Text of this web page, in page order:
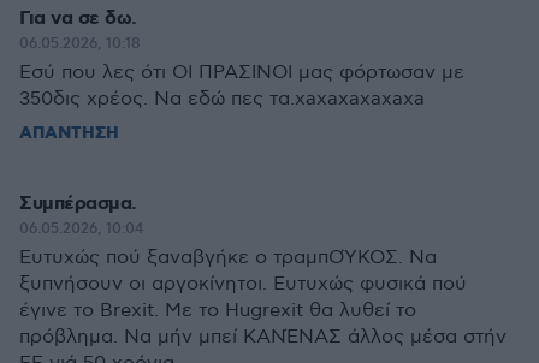
Για να σε δω.
06.05.2026, 10:18
Εσύ που λες ότι ΟΙ ΠΡΑΣΙΝΟΙ μας φόρτωσαν με
350δις χρέος. Να εδώ πες τα.xaxaxaxaxaxa
ΑΠΑΝΤΗΣΗ
Συμπέρασμα.
06.05.2026, 10:04
Ευτυχώς πού ξαναβγήκε ο τραμπΟΎΚΟΣ. Να
ξυπνήσουν οι αργοκίνητοι. Ευτυχώς φυσικά πού
έγινε το Brexit. Με το Hugrexit θα λυθεί το
πρόβλημα. Να μήν μπεί ΚΑΝΈΝΑΣ άλλος μέσα στήν